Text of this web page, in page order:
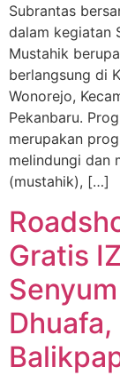
Subrantas
dalam kegiatan
Mustahik
berlangsung di
Wonorejo,
Pekanbaru.
merupakan
melindungi dan
(mustahik), […]
Gratis